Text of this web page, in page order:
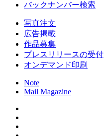
バックナンバー検索
写真注文
広告掲載
作品募集
プレスリリースの受付
オンデマンド印刷
Note
Mail Magazine